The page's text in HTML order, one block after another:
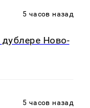
5 часов назад
Ново-
5 часов назад